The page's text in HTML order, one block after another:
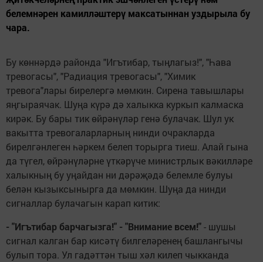
белемнәрен камилләштерү максатыннан уздырыла бу
чара.
Бу көннәрдә районда "Игътибар, тыңлагыз!", "Һава
тревогасы", "Радиация тревогасы", "Химик
тревога"лары бирелергә мөмкин. Сирена тавышлары
яңгыраячак. Шуңа күрә дә халыкка куркып калмаска
кирәк. Бу бары тик өйрәнүләр генә булачак. Шул ук
вакытта тревогаларларның нинди очракларда
бирелгәнлеген һәркем белеп торырга тиеш. Алай гына
да түгел, өйрәнүләрне үткәрүче министрлык вәкилләре
халыкның бу уңайдан ни дәрәҗәдә белемле булуы
белән кызыксынырга да мөмкин. Шуңа да нинди
сигналлар булачагын карап китик:
- "Игътибар барчагызга!" - "Внимание всем!"- шушы
сигнал калган бар кисәтү билгеләренең башлангычы
булып тора. Ул гадәттән тыш хәл килеп чыкканда